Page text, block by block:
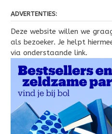
ADVERTENTIES:
Deze website willen we
als bezoeker. Je helpt
via onderstaande link.